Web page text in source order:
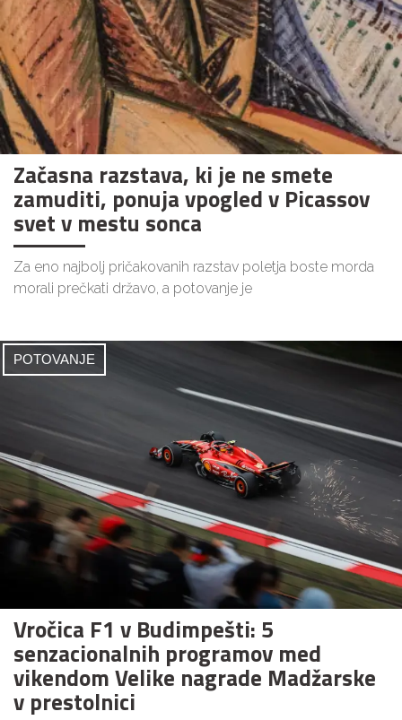
Začasna razstava, ki je ne smete
zamuditi, ponuja vpogled v Picassov
svet v mestu sonca
Za eno najbolj pričakovanih razstav poletja boste morda
morali prečkati državo, a potovanje je
POTOVANJE
Vročica F1 v Budimpešti: 5
senzacionalnih programov med
vikendom Velike nagrade Madžarske
v prestolnici